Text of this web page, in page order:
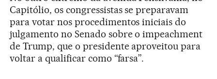
Capitólio, os congressistas se preparavam
para votar nos procedimentos iniciais do
julgamento no Senado sobre o impeachment
de Trump, que o presidente aproveitou para
voltar a qualificar como “farsa”.